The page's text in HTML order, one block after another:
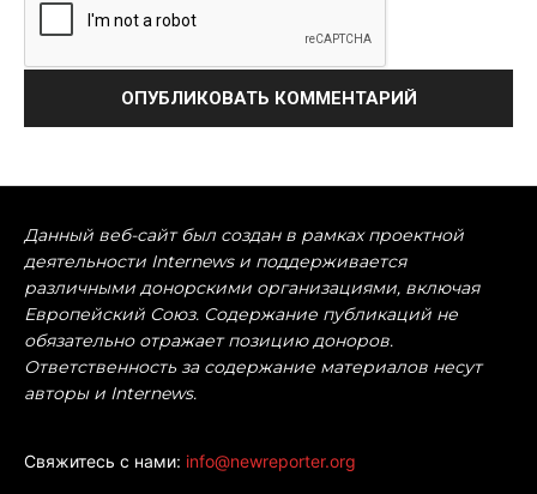
Данный веб-сайт был создан в рамках проектной
деятельности Internews и поддерживается
различными донорскими организациями, включая
Европейский Союз. Содержание публикаций не
обязательно отражает позицию доноров.
Ответственность за содержание материалов несут
авторы и Internews.
Свяжитесь с нами: info@newreporter.org